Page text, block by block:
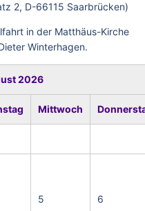
2, D-66115 Saarbrücken)
in der Matthäus-Kirche
Winterhagen.
2026
Mittwoch
5 6